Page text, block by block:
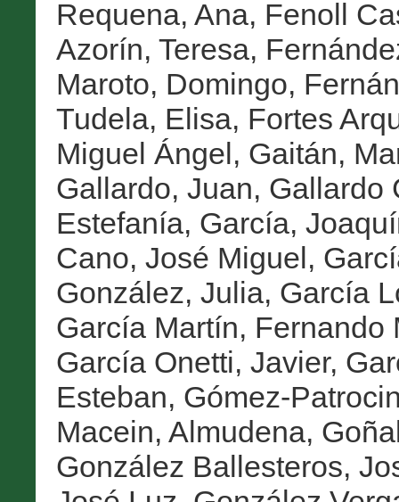
Requena, Ana, Fenoll
Azorín, Teresa,
Maroto, Domingo,
Tudela, Elisa, Fortes
Miguel Ángel, Gaitán,
Gallardo, Juan, Gallardo
Estefanía, García,
Cano, José Miguel,
González, Julia, García
García Martín, Fernando
García Onetti, Javier,
Esteban, Gómez-
Macein, Almudena,
González Ballesteros,